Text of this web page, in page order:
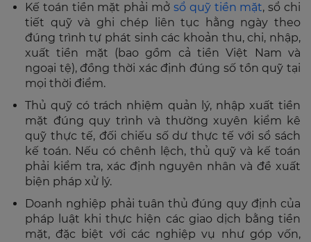
Kế toán tiền mặt phải mở sổ quỹ tiền mặt, sổ chi
tiết quỹ và ghi chép liên tục hằng ngày theo
đúng trình tự phát sinh các khoản thu, chi, nhập,
xuất tiền mặt (bao gồm cả tiền Việt Nam và
ngoại tệ), đồng thời xác định đúng số tồn quỹ tại
mọi thời điểm.
Thủ quỹ có trách nhiệm quản lý, nhập xuất tiền
mặt đúng quy trình và thường xuyên kiểm kê
quỹ thực tế, đối chiếu số dư thực tế với sổ sách
kế toán. Nếu có chênh lệch, thủ quỹ và kế toán
phải kiểm tra, xác định nguyên nhân và đề xuất
biện pháp xử lý.
Doanh nghiệp phải tuân thủ đúng quy định của
pháp luật khi thực hiện các giao dịch bằng tiền
mặt, đặc biệt với các nghiệp vụ như góp vốn,